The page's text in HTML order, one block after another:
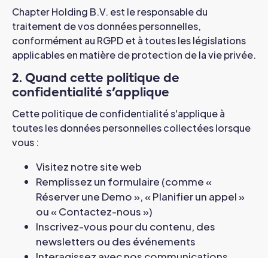
Chapter Holding B.V. est le responsable du
traitement de vos données personnelles,
conformément au RGPD et à toutes les législations
applicables en matière de protection de la vie privée.
2. Quand cette politique de
confidentialité s'applique
Cette politique de confidentialité s'applique à
toutes les données personnelles collectées lorsque
vous :
Visitez notre site web
Remplissez un formulaire (comme «
Réserver une Demo », « Planifier un appel »
ou « Contactez-nous »)
Inscrivez-vous pour du contenu, des
newsletters ou des événements